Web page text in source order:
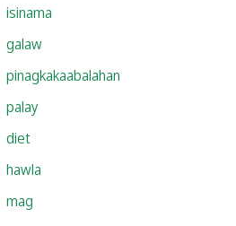
isinama
galaw
pinagkakaabalahan
palay
diet
hawla
mag